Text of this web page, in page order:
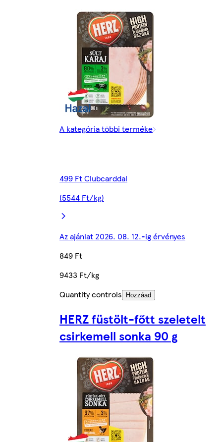
A kategória többi terméke
499 Ft Clubcarddal
(5544 Ft/kg)
Az ajánlat 2026. 08. 12.-ig érvényes
849 Ft
9433 Ft/kg
Quantity controls
Hozzáad
HERZ füstölt-főtt szeletelt
csirkemell sonka 90 g